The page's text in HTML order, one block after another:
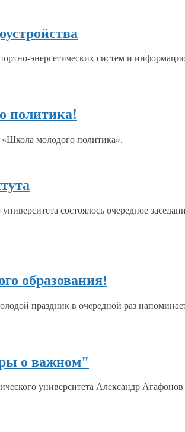
энергетических систем и
политика!
«Школа молодого политика».
состоялось очередное
образования!
праздник в очередной раз
о важном"
университета Александр